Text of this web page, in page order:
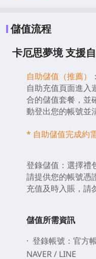
儲值流程
卡厄思夢境 支援
自助儲值（推薦）
自助充值頁面進入
合的儲值套餐，並
動登出您的帳號並
* 自助儲值完成約
登錄儲值：選擇禮
請提供您的帳號憑
充值及時入賬，請
儲值所需資訊
· 登錄帳號：官方
NAVER / LINE